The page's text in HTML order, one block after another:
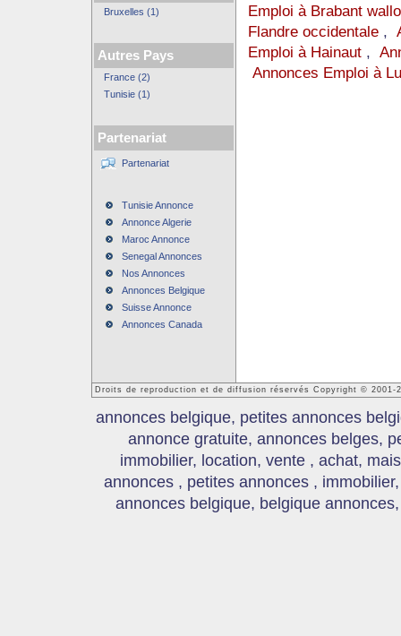
Bruxelles (1)
Autres Pays
France (2)
Tunisie (1)
Partenariat
Partenariat
Tunisie Annonce
Annonce Algerie
Maroc Annonce
Senegal Annonces
Nos Annonces
Annonces Belgique
Suisse Annonce
Annonces Canada
Emploi à Brabant
Flandre occidentale,
Emploi à Hainaut,
Annonces Emploi à
Droits de reproduction et de diffusion réservés Copyright © 2001-
annonces belgique, petites annonces
annonce gratuite, annonces belges,
immobilier, location, vente , achat,
annonces , petites annonces ,
annonces belgique, belgique